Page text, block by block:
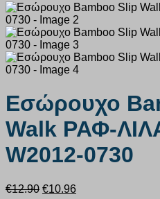
Εσώρουχο
Walk ΡΑΦ-
W2012-0730
€12.90 Original
€10.96Η